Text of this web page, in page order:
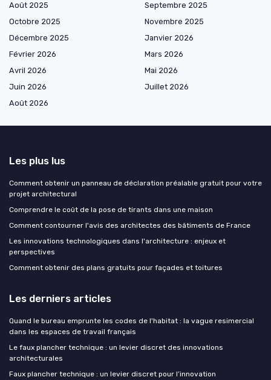
Août 2025
Septembre 2025
Octobre 2025
Novembre 2025
Décembre 2025
Janvier 2026
Février 2026
Mars 2026
Avril 2026
Mai 2026
Juin 2026
Juillet 2026
Août 2026
Les plus lus
Comment obtenir un panneau de déclaration préalable gratuit pour votre
projet architectural
Comprendre le coût de la pose de tirants dans une maison
Comment contourner l'avis des architectes des bâtiments de France
Les innovations technologiques dans l'architecture : enjeux et
perspectives
Comment obtenir des plans gratuits pour façades et toitures
Les derniers articles
Quand le bureau emprunte les codes de l'habitat : la vague resimercial
dans les espaces de travail français
Le faux plancher technique : un levier discret des innovations
architecturales
Faux plancher technique : un levier discret pour l’innovation